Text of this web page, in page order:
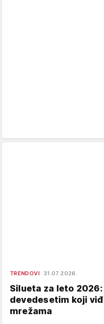
TRENDOVI 31.07.2026.
Silueta za leto
devedesetim koji
mrežama